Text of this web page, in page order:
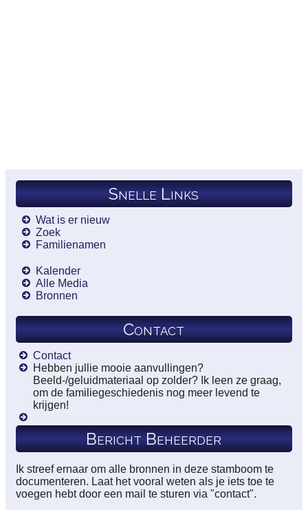
Snelle Links
Wat is er nieuw
Zoek
Familienamen
Kalender
Alle Media
Bronnen
Contact
Contact
Hebben jullie mooie aanvullingen?
Beeld-/geluidmateriaal op zolder? Ik leen ze graag,
om de familiegeschiedenis nog meer levend te
krijgen!
Bericht Beheerder
Ik streef ernaar om alle bronnen in deze stamboom te
documenteren. Laat het vooral weten als je iets toe te
voegen hebt door een mail te sturen via "contact".